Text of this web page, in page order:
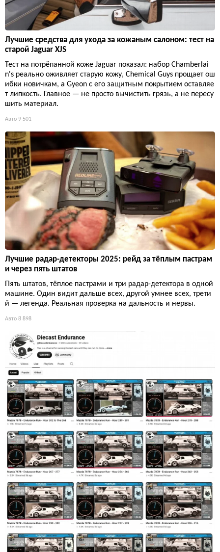
Лучшие средства для ухода за кожаным салоном: тест на
старой Jaguar XJS
Тест на потрёпанной коже Jaguar показал: набор Chamberlai
n's реально оживляет старую кожу, Chemical Guys прощает ош
ибки новичкам, а Gyeon с его защитным покрытием оставляе
т липкость. Главное — не просто вычистить грязь, а не пересу
шить материал.
Авто 9 501
Лучшие радар-детекторы 2025: рейд за тёплым пастрам
и через пять штатов
Пять штатов, тёплое пастрами и три радар-детектора в одной
машине. Один видит дальше всех, другой умнее всех, трети
й — легенда. Реальная проверка на дальность и нервы.
Авто 8 898